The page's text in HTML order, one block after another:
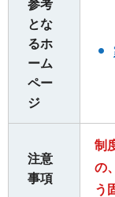
参考
とな
るホ
ーム
ペー
ジ
注意
事項
制
の
う